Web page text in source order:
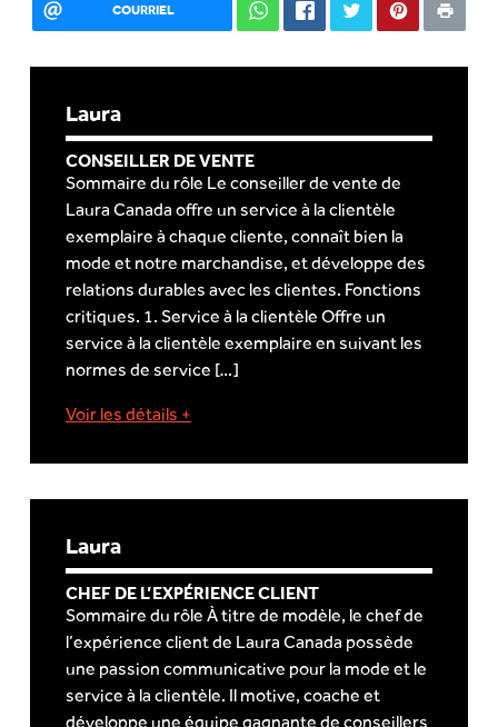
COURRIEL
Laura
CONSEILLER DE VENTE
Sommaire du rôle Le conseiller de vente de
Laura Canada offre un service à la clientèle
exemplaire à chaque cliente, connaît bien la
mode et notre marchandise, et développe des
relations durables avec les clientes. Fonctions
critiques. 1. Service à la clientèle Offre un
service à la clientèle exemplaire en suivant les
normes de service […]
Voir les détails +
Laura
CHEF DE L’EXPÉRIENCE CLIENT
Sommaire du rôle À titre de modèle, le chef de
l’expérience client de Laura Canada possède
une passion communicative pour la mode et le
service à la clientèle. Il motive, coache et
développe une équipe gagnante de conseillers